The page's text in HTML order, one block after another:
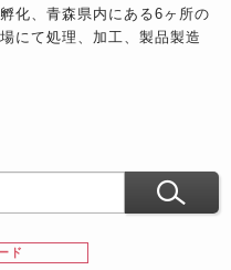
化、青森県内にある6ヶ所の
にて処理、加工、製品製造
ド